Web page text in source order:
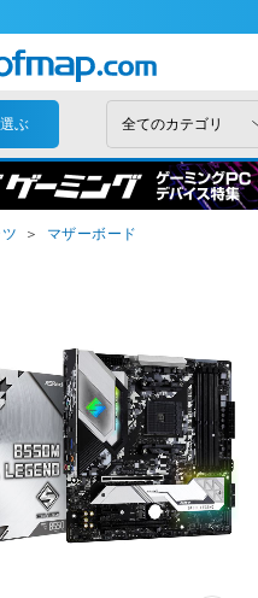
ぶ
＞ マザーボード